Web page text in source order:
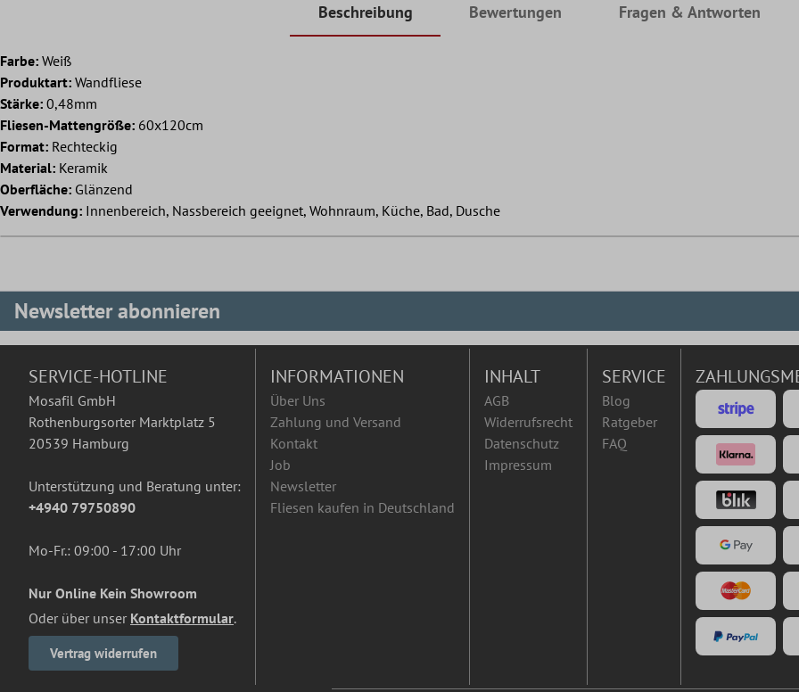
Beschreibung Bewertungen Fragen & Antworten
Farbe: Weiß
Produktart: Wandfliese
Stärke: 0,48mm
Fliesen-Mattengröße: 60x120cm
Format: Rechteckig
Material: Keramik
Oberfläche: Glänzend
Verwendung: Innenbereich, Nassbereich geeignet, Wohnraum, Küche, Bad, Dusche
Newsletter abonnieren
SERVICE-HOTLINE
Mosafil GmbH
Rothenburgsorter Marktplatz 5
20539 Hamburg
Unterstützung und Beratung unter:
+4940 79750890
Mo-Fr.: 09:00 - 17:00 Uhr
Nur Online Kein Showroom
Oder über unser Kontaktformular.
Vertrag widerrufen
INFORMATIONEN
Über Uns
Zahlung und Versand
Kontakt
Job
Newsletter
Fliesen kaufen in Deutschland
INHALT
AGB
Widerrufsrecht
Datenschutz
Impressum
SERVICE
Blog
Ratgeber
FAQ